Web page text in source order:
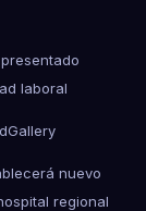
laboral
Gallery
nuevo
regional